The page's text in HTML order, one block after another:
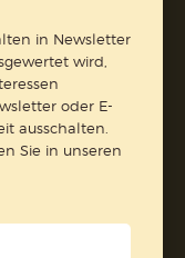
in Newsletter
wird,
oder E-
ausschalten.
Sie in unseren